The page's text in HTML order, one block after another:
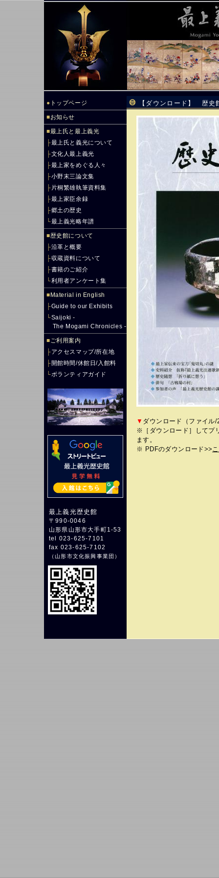
● トップページ
■お知らせ
■最上氏と最上義光
├最上氏と義光について
├文化人最上義光
├最上家をめぐる人々
├小野末三論文集
├ 片桐繁雄執筆資料集
├最上家臣余録
├郷土の歴史
└最上義光略年譜
■歴史館について
├沿革と概要
├収蔵資料について
├書籍のご紹介
└利用者アンケート集
■ Material in English
├Guide to our Exhibits
└Saijoki -
The Mogami Chronicles -
■ご利用案内
├アクセスマップ/所在地
├開館時間/休館日/入館料
└ボランティアガイド
最上義光歴史館
〒990-0046
山形県山形市大手町1-53
tel 023-625-7101
fax 023-625-7102
（山形市文化振興事業団 ）
【ダウンロード】 歴
▼ ダウンロード（ファイル
※［ダウンロード］してプ
ます。
※ PDFのダウンロード>>